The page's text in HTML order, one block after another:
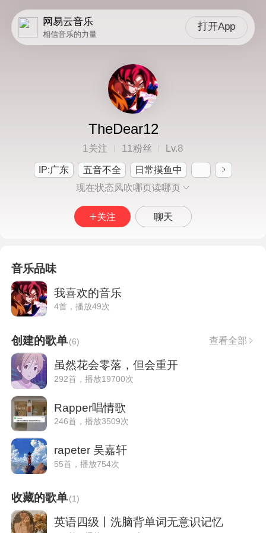
网易云音乐
相信音乐的力量
打开App
TheDear12
1关注 11粉丝 Lv.8
IP:广东 五音不全
日常摸鱼中
现在状态风吹哪页读哪页
关注 聊天
音乐品味
我喜欢的音乐
4首，播放49次
创建的歌单(6) 查看全部
虽然花会零落，但会重开
292首，播放19700次
Rapper唱情歌
246首，播放3509次
rapeter 吴嘉轩
55首，播放754次
收藏的歌单(1)
英语四级丨洗脑背单词无意识记忆